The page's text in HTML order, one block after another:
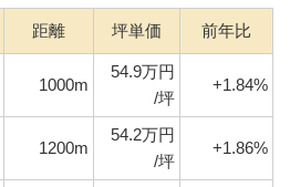
距離 坪単価 前年比
1000m
54.9万円
/坪
+1.84%
1200m
54.2万円
/坪
+1.86%